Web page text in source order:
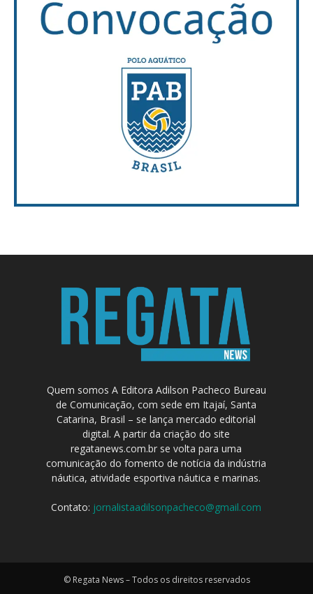
Quem somos A Editora Adilson Pacheco Bureau
de Comunicação, com sede em Itajaí, Santa
Catarina, Brasil – se lança mercado editorial
digital. A partir da criação do site
regatanews.com.br se volta para uma
comunicação do fomento de notícia da indústria
náutica, atividade esportiva náutica e marinas.
Contato: jornalistaadilsonpacheco@gmail.com
© Regata News – Todos os direitos reservados